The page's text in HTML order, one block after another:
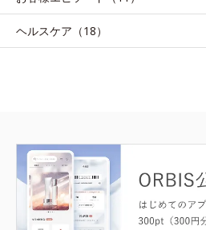
ヘルスケア（18）